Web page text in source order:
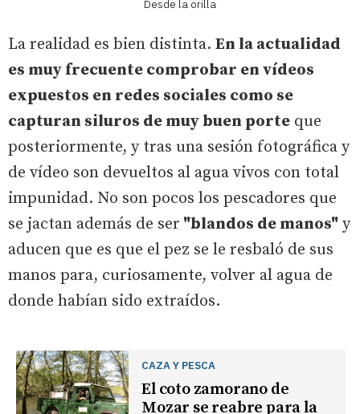
Desde la orilla
La realidad es bien distinta. En la actualidad
es muy frecuente comprobar en vídeos
expuestos en redes sociales como se
capturan siluros de muy buen porte que
posteriormente, y tras una sesión fotográfica y
de vídeo son devueltos al agua vivos con total
impunidad. No son pocos los pescadores que
se jactan además de ser "blandos de manos" y
aducen que es que el pez se le resbaló de sus
manos para, curiosamente, volver al agua de
donde habían sido extraídos.
CAZA Y PESCA
El coto zamorano de
Mozar se reabre para la